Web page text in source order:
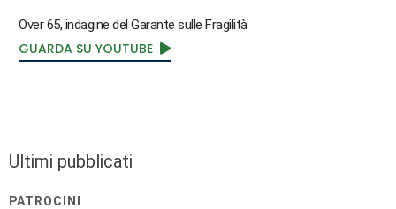
Over 65, indagine del Garante sulle Fragilità
GUARDA SU YOUTUBE
Ultimi pubblicati
PATROCINI